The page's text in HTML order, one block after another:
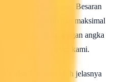
saldo deposit pulsa. Besaran
50rb rupiah dan maksimal
pulsa anda dengan angka
kehebatan server kami.
pulsa ?
Untuk lebih jelasnya